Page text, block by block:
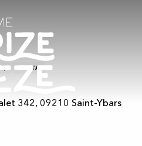
CASITA
342, 09210 Saint-Ybars